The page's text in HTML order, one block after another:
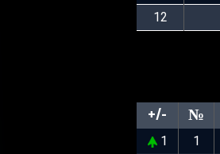
12
+/- №
1 1